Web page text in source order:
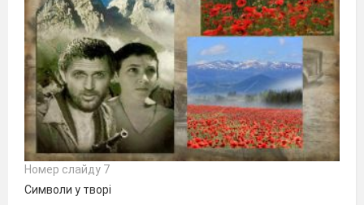
Номер слайду 7
Символи у творі